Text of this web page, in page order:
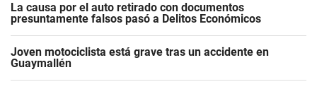
La causa por el auto retirado con documentos
presuntamente falsos pasó a Delitos Económicos
Joven motociclista está grave tras un accidente en
Guaymallén